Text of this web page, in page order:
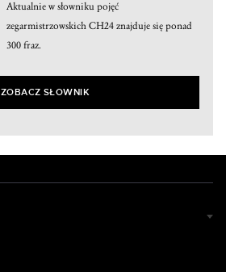
Aktualnie w słowniku pojęć
zegarmistrzowskich CH24 znajduje się ponad
300 fraz.
ZOBACZ SŁOWNIK